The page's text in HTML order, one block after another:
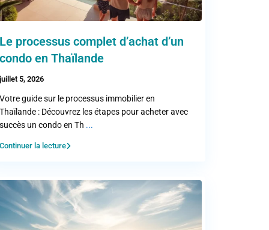
Le processus complet d’achat d’un
condo en Thaïlande
juillet 5, 2026
Votre guide sur le processus immobilier en
Thaïlande : Découvrez les étapes pour acheter avec
succès un condo en Th ...
Continuer la lecture